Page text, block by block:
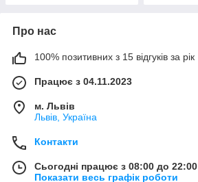
Про нас
100% позитивних з 15 відгуків за рік
Працює з 04.11.2023
м. Львів
Львів, Україна
Контакти
Сьогодні працює з 08:00 до 22:00
Показати весь графік роботи